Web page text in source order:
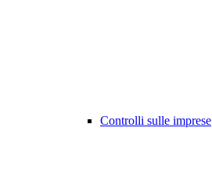
Controlli sulle imprese